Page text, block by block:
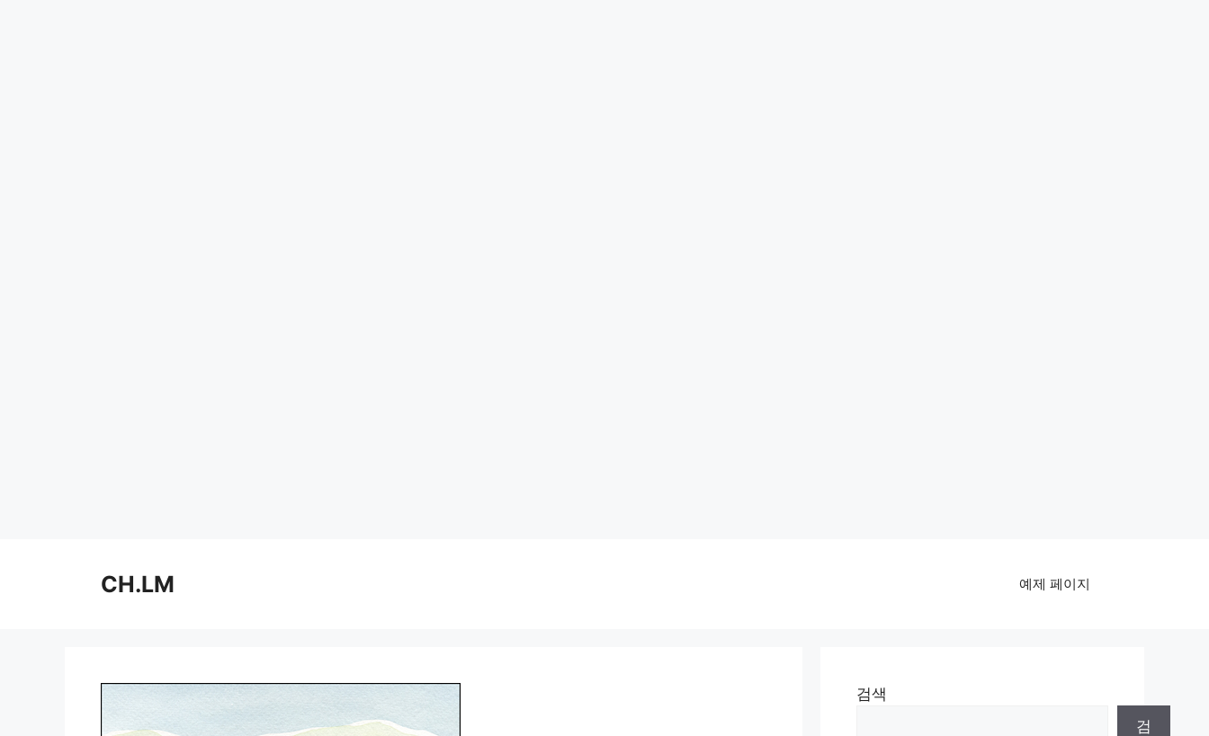
CH.LM 예제 페이지
검색
검